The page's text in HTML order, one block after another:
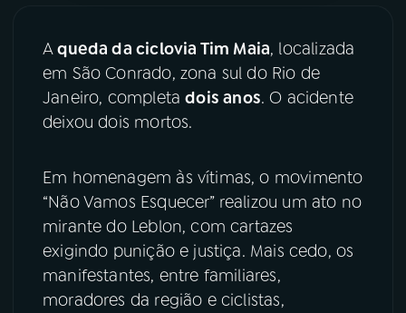
08 FESTIVAL DE MÚSICA
YouTube Facebook
Instagram X
TikTok
Aqueda da ciclovia Tim Maia, localizada
em São Conrado, zona sul do Rio de
Janeiro, completadois anos. O acidente
deixou dois mortos.
Em homenagem às vítimas, o movimento
“Não Vamos Esquecer” realizou um ato no
mirante do Leblon, com cartazes
exigindo punição e justiça. Mais cedo, os
manifestantes, entre familiares,
moradores da região e ciclistas,